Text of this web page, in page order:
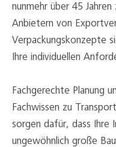
nunmehr über 45
Anbietern von
Verpackungskonzepte
Ihre individuellen
Fachgerechte Planung
Fachwissen zu
sorgen dafür, dass Ihre
ungewöhnlich große